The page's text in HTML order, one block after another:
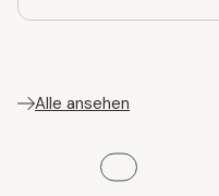
Alle ansehen